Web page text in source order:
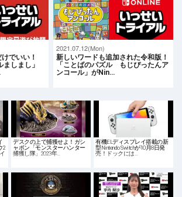
でいい！
ましまし」
2021.07.12(Mon)
新しいワードも追加された令和版！
「ことばのパズル もじぴったんア
ンコール」がNin…
2
デスクの上で捕獲せよ！ガシ
ャポン「モンスターハンター
捕獲し隊」2023年…
有機ELディスプレイ搭載の新
型Nintendo Switchが10月8日発
売！ドックには…